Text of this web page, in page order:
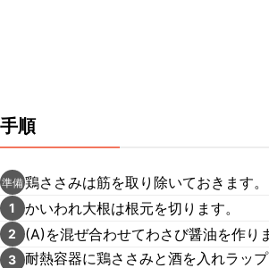
手順
準備鶏ささみは筋を取り除いておきます。
1 かいわれ大根は根元を切ります。
2 (A)を混ぜ合わせてわさび醤油を作り
3 耐熱容器に鶏ささみと酒を入れラッ